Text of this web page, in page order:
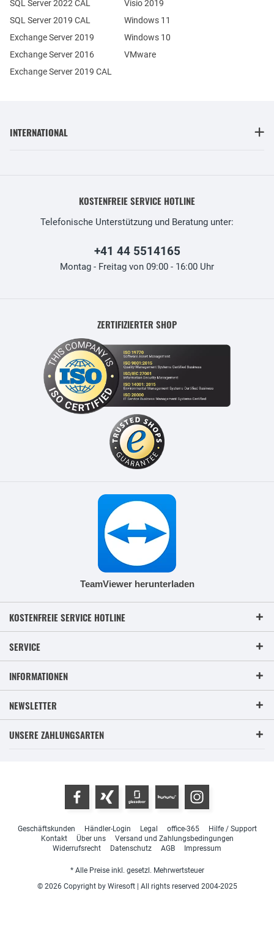
Exchange Server 2019
Exchange Server 2016
SQL Server 2022 CAL
SQL Server 2019 CAL
Exchange Server 2019 CAL
Visio 2019
Windows 11
Windows 10
VMware
INTERNATIONAL
KOSTENFREIE SERVICE HOTLINE
Telefonische Unterstützung und Beratung unter:
+41 44 5514165
Montag - Freitag von 09:00 - 16:00 Uhr
ZERTIFIZIERTER SHOP
TeamViewer herunterladen
KOSTENFREIE SERVICE HOTLINE
SERVICE
INFORMATIONEN
NEWSLETTER
UNSERE ZAHLUNGSARTEN
Geschäftskunden Händler-Login Legal office-365
Hilfe / Support
Kontakt
Über uns
Versand und Zahlungsbedingungen
Widerrufsrecht
Datenschutz AGB Impressum
* Alle Preise inkl. gesetzl. Mehrwertsteuer
© 2026 Copyright by Wiresoft | All rights reserved 2004-2025